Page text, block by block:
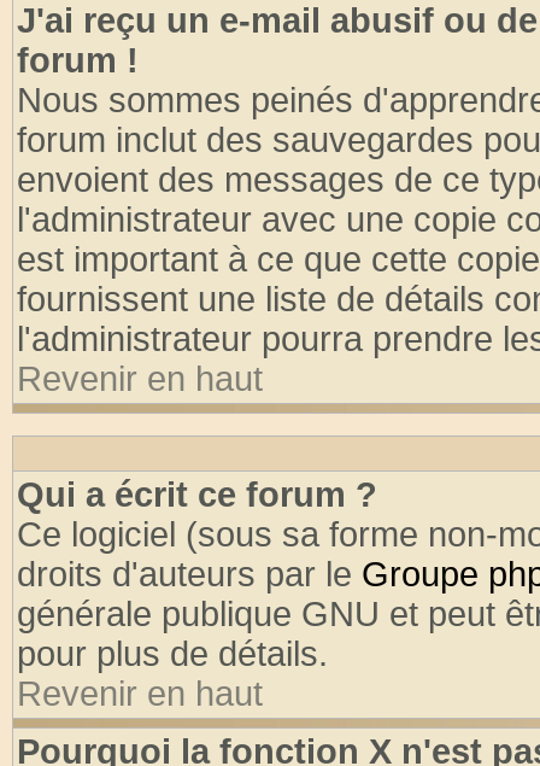
J'ai reçu un e-mail abusif ou
forum !
Nous sommes peinés
forum inclut des sauvegardes
envoient des messages de ce
l'administrateur avec une copie
est important à ce que cette
fournissent une liste de détails
l'administrateur pourra prendre
Revenir en haut
Qui a écrit ce forum ?
Ce logiciel (sous sa forme non-
droits d'auteurs par le Groupe
générale publique GNU et peut
pour plus de détails.
Revenir en haut
Pourquoi la fonction X n'est